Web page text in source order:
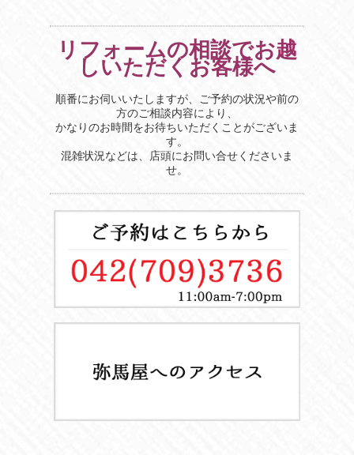
リフォームの相談でお越
しいただくお客様へ
順番にお伺いいたしますが、ご予約の状況や前の
方のご相談内容により、
かなりのお時間をお待ちいただくことがございま
す。
混雑状況などは、店頭にお問い合せくださいま
せ。